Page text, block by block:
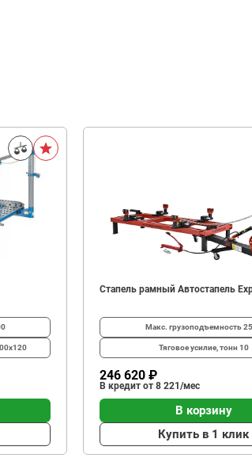
Стапель рамный Автостапель
Макс. грузоподъемность
Тяговое усилие, тонн 10
246 620 ₽
В кредит от 8 221/мес
В корзину
Купить в 1 клик